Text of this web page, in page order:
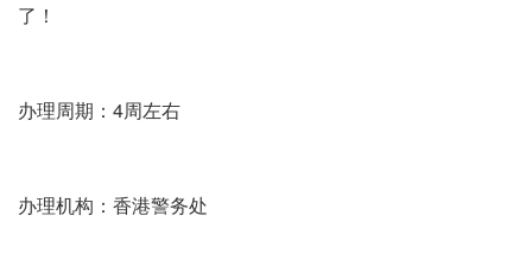
了！
办理周期：4周左右
办理机构：香港警务处